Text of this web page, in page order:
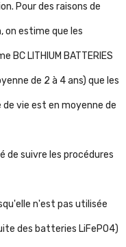
Pour des raisons de
estime que les
BC LITHIUM BATTERIES
de 2 à 4 ans) que les
vie est en moyenne de
de suivre les procédures
n'est pas utilisée
des batteries LiFePO4)